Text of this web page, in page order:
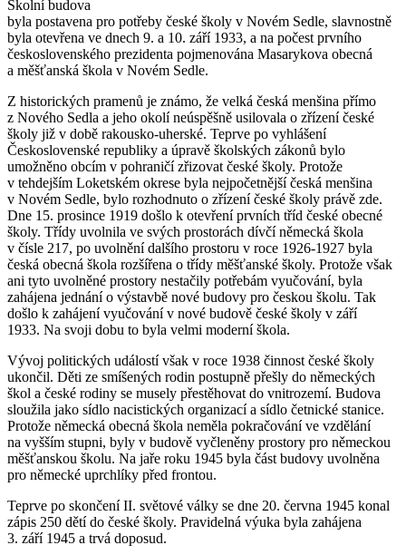
Školní budova
byla postavena pro potřeby české školy v Novém Sedle, slavnostně
byla otevřena ve dnech 9. a 10. září 1933, a na počest prvního
československého prezidenta pojmenována Masarykova obecná
a měšťanská škola v Novém Sedle.
Z historických pramenů je známo, že velká česká menšina přímo
z Nového Sedla a jeho okolí neúspěšně usilovala o zřízení české
školy již v době rakousko-uherské. Teprve po vyhlášení
Československé republiky a úpravě školských zákonů bylo
umožněno obcím v pohraničí zřizovat české školy. Protože
v tehdejším Loketském okrese byla nejpočetnější česká menšina
v Novém Sedle, bylo rozhodnuto o zřízení české školy právě zde.
Dne 15. prosince 1919 došlo k otevření prvních tříd české obecné
školy. Třídy uvolnila ve svých prostorách dívčí německá škola
v čísle 217, po uvolnění dalšího prostoru v roce 1926-1927 byla
česká obecná škola rozšířena o třídy měšťanské školy. Protože však
ani tyto uvolněné prostory nestačily potřebám vyučování, byla
zahájena jednání o výstavbě nové budovy pro českou školu. Tak
došlo k zahájení vyučování v nové budově české školy v září
1933. Na svoji dobu to byla velmi moderní škola.
Vývoj politických událostí však v roce 1938 činnost české školy
ukončil. Děti ze smíšených rodin postupně přešly do německých
škol a české rodiny se musely přestěhovat do vnitrozemí. Budova
sloužila jako sídlo nacistických organizací a sídlo četnické stanice.
Protože německá obecná škola neměla pokračování ve vzdělání
na vyšším stupni, byly v budově vyčleněny prostory pro německou
měšťanskou školu. Na jaře roku 1945 byla část budovy uvolněna
pro německé uprchlíky před frontou.
Teprve po skončení II. světové války se dne 20. června 1945 konal
zápis 250 dětí do české školy. Pravidelná výuka byla zahájena
3. září 1945 a trvá doposud.